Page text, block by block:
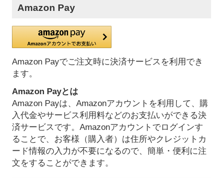
Amazon Pay
Amazon Payでご注文時に決済サービスを利用でき
ます。
Amazon Payとは
Amazon Payは、Amazonアカウントを利用して、購
入代金やサービス利用料などのお支払いができる決
済サービスです。Amazonアカウントでログインす
ることで、お客様（購入者）は住所やクレジットカ
ード情報の入力が不要になるので、簡単・便利に注
文をすることができます。